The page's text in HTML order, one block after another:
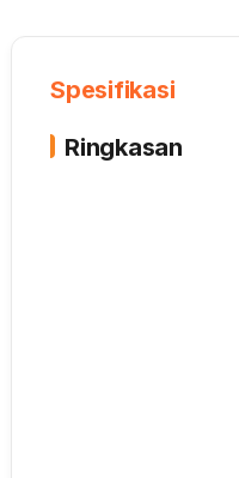
Spesifikasi
Ringkasan